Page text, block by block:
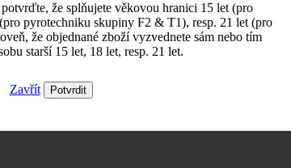
že splňujete věkovou hranici 15 let (pro
pyrotechniku skupiny F2 & T1), resp. 21 let (pro
že objednané zboží vyzvednete sám nebo tím
starší 15 let, 18 let, resp. 21 let.
Zavřít Potvrdit